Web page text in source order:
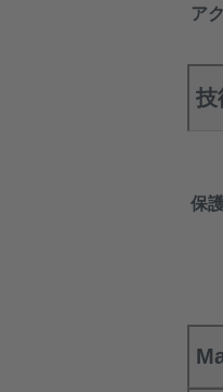
ア
技
保